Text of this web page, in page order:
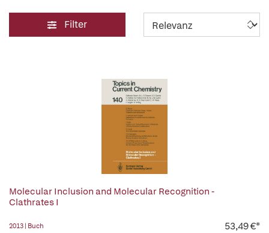
Filter
Molecular Inclusion and Molecular Recognition -
Clathrates I
2013 | Buch 53,49 €*